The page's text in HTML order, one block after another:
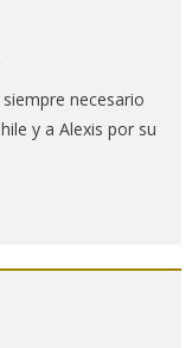
necesario
y a Alexis por su